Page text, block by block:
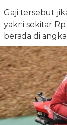
Gaji tersebut
yakni sekitar
berada di angka